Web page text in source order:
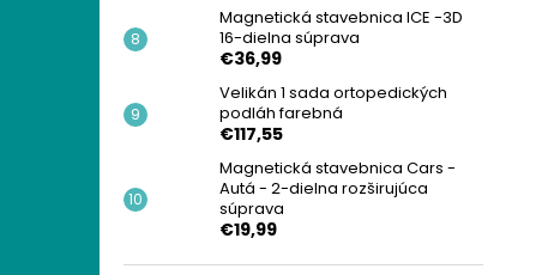
Magnetická stavebnica ICE -3D
16-dielna súprava
€36,99
Velikán 1 sada ortopedických
podláh farebná
€117,55
Magnetická stavebnica Cars -
Autá - 2-dielna rozširujúca
súprava
€19,99